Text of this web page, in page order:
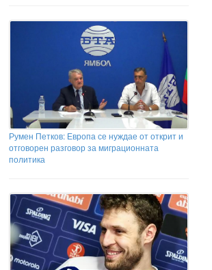
Румен Петков: Европа се нуждае от открит и
отговорен разговор за миграционната
политика